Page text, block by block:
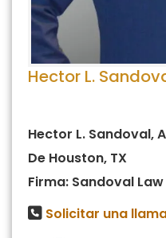
Hector L.
Hector L. Sandoval,
De Houston, TX
Firma: Sandoval Law
Solicitar una